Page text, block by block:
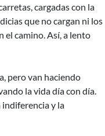
cargadas con la
que no cargan ni los
el camino. Así, a lento
pero van haciendo
la vida día con día.
indiferencia y la